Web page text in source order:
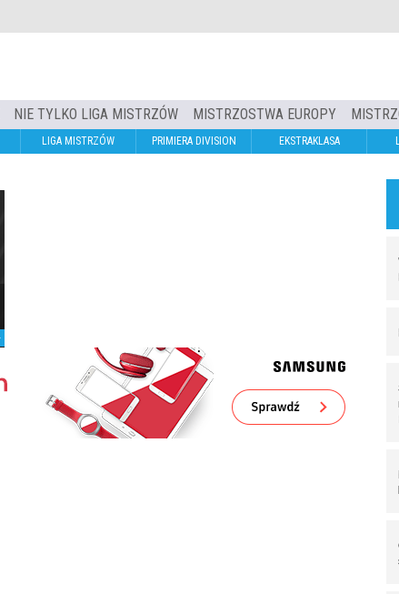
NIE TYLKO LIGA MISTRZÓW MISTRZOSTWA EUROPY
LIGA MISTRZÓW PRIMIERA DIVISION EKSTRAKLASA